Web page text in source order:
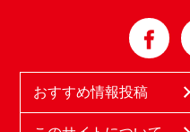
おすすめ情報投稿